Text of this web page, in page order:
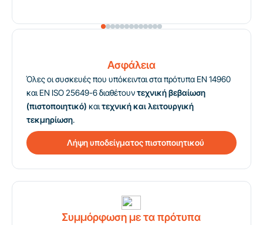
Ασφάλεια
Όλες οι συσκευές που υπόκεινται στα πρότυπα EN 14960
και EN ISO 25649-6 διαθέτουντεχνική βεβαίωση
(πιστοποιητικό) καιτεχνική και λειτουργική
τεκμηρίωση.
Λήψη υποδείγματος πιστοποιητικού
Συμμόρφωση με τα πρότυπα